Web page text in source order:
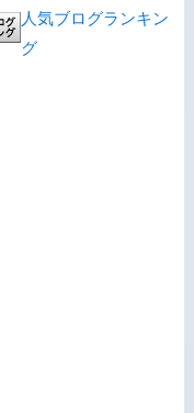
人気ブログランキン
グ